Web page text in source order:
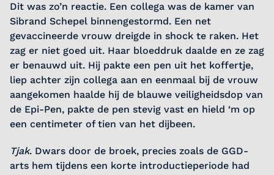
Dit was zo’n reactie. Een collega was de kamer van
Sibrand Schepel binnengestormd. Een net
gevaccineerde vrouw dreigde in shock te raken. Het
zag er niet goed uit. Haar bloeddruk daalde en ze zag
er benauwd uit. Hij pakte een pen uit het koffertje,
liep achter zijn collega aan en eenmaal bij de vrouw
aangekomen haalde hij de blauwe veiligheidsdop van
de Epi-Pen, pakte de pen stevig vast en hield ‘m op
een centimeter of tien van het dijbeen.
Tjak. Dwars door de broek, precies zoals de GGD-
arts hem tijdens een korte introductieperiode had